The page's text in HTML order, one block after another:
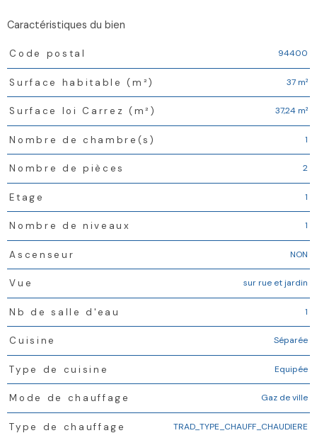
caractéristiques du bien
Caractéristiques Valeurs
Code postal 94400
Surface habitable (m²) 37 m²
Surface loi Carrez (m²) 37,24 m²
Nombre de chambre(s) 1
Nombre de pièces 2
Etage 1
Nombre de niveaux 1
Ascenseur NON
Vue sur rue et jardin
Nb de salle d'eau 1
Cuisine Séparée
Type de cuisine Equipée
Mode de chauffage Gaz de ville
Type de chauffage TRAD_TYPE_CHAUFF_CHAUDIERE